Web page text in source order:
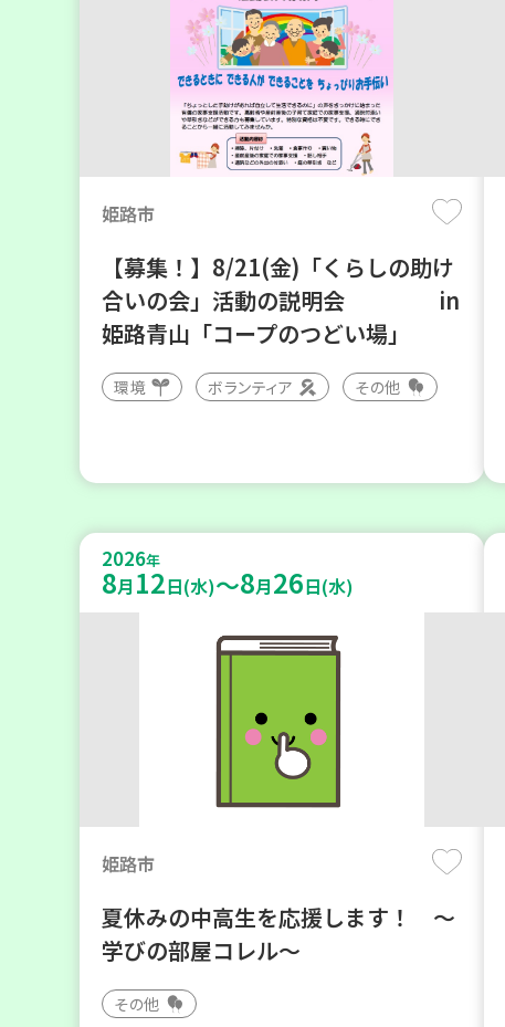
姫路市
【募集！】8/21(金)「くらしの助け
合いの会」活動の説明会 in
姫路青山「コープのつどい場」
環境 ボランティア その他
2026年
8月 12日(水)～8月26日(水)
姫路市
夏休みの中高生を応援します！ ～
学びの部屋コレル～
その他